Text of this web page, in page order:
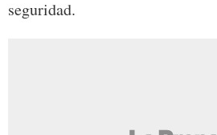
seguridad.